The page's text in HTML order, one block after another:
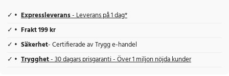
Expressleverans- Leverans på 1 dag*
Frakt 199 kr
Säkerhet- Certifierade av Trygg e-handel
Trygghet- 30 dagars prisgaranti - Över 1 miljon nöjda kunder